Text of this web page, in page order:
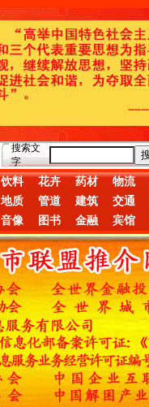
搜索文
字
饮料 花卉 药材 物流
地质 管道 建筑 交通
音像 图书 金融 宾馆